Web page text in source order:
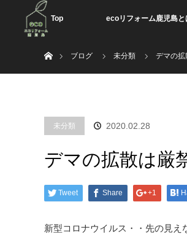
Top ecoリフォーム鹿児島と
ブログ
未分類 デマの拡
未分類 2020.02.28
デマの拡散は厳
Tweet Share +1
新型コロナウイルス・・先の見